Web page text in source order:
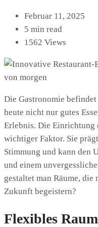
Februar 11, 2025
5 min read
1562 Views
Die Gastronomie
heute nicht nur gutes
Erlebnis. Die Einrichtung
wichtiger Faktor. Sie
Stimmung und kann den
und einem
gestaltet man Räume,
Zukunft begeistern?
Flexibles